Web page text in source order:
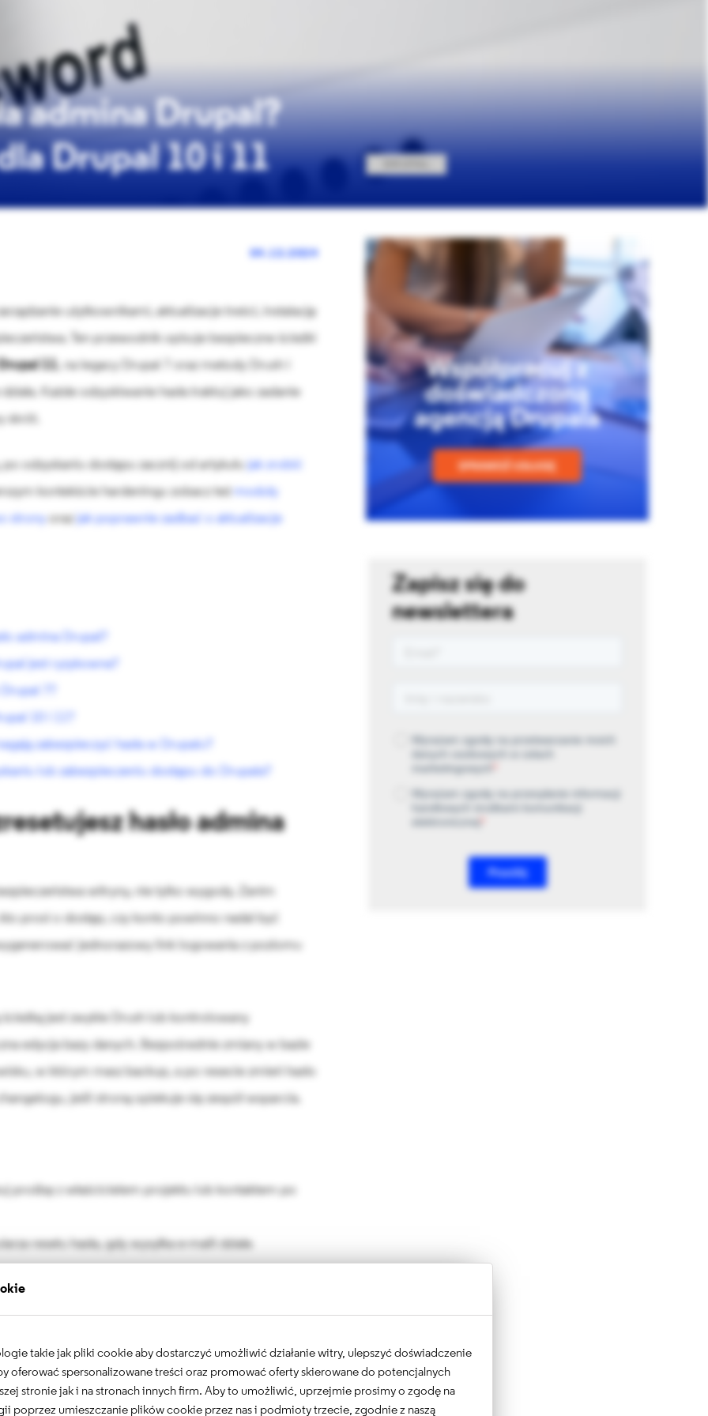
admina Drupal?
Drupal 10 i 11
04.12.2024
użytkownikami, aktualizacje treści, instalację
Ten przewodnik opisuje bezpieczne ścieżki
11
, na legacy Drupal 7 oraz metody Drush i
Każde odzyskiwanie hasła traktuj jako zadanie
odzyskaniu dostępu zacznij od artykułu jak zrobić
kontekście hardeningu zobacz też
moduły
strony oraz jak poprawnie zadbać o aktualizacje
admina Drupal?
jest ryzykowna?
7?
10 i 11?
zabezpieczyć hasła w Drupalu?
lub zabezpieczeniu dostępu do Drupala?
hasło admina
witryny, nie tylko wygody. Zanim
prosi o dostęp, czy konto powinno nadal być
jednorazowy link logowania z poziomu
jest zwykle Drush lub kontrolowany
edycja bazy danych. Bezpośrednie zmiany w bazie
w którym masz backup, a po resecie zmień hasło
jeśli stroną opiekuje się zespół wsparcia.
prośbę z właścicielem projektu lub kontaktem po
resetu hasła, gdy wysyłka e-maili działa
i z czytelniejszym śladem zmian niż surowe SQL.
osób trzecich.
przejrzyj role i ostatnie zmiany kont
Zapisz się do
newslettera
takie jak pliki cookie aby dostarczyć umożliwić działanie witry, ulepszyć doświadczenie
oferować spersonalizowane treści oraz promować oferty skierowane do potencjalnych
stronie jak i na stronach innych firm. Aby to umożliwić, uprzejmie prosimy o zgodę na
poprzez umieszczanie plików cookie przez nas i podmioty trzecie, zgodnie z naszą